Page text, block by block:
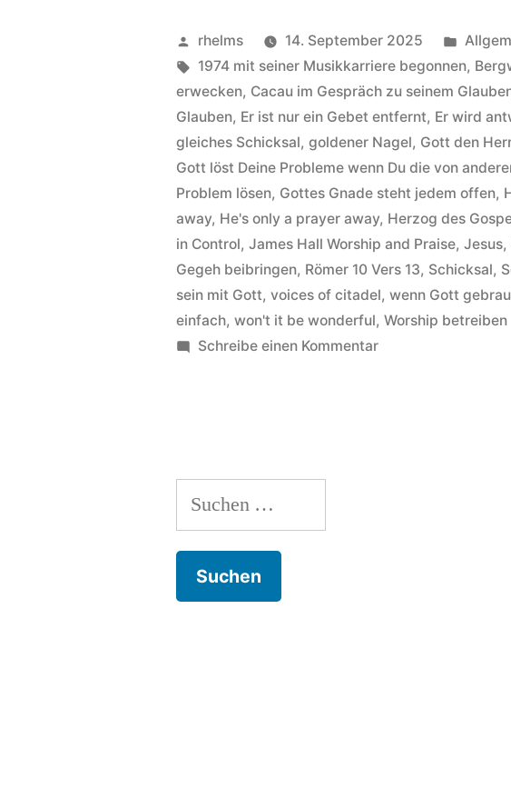
Praise
–
Hintergründe
zum
Titel
He’ll
answer“
Veröffentlicht
von
rhelms 14. September 2025
unter
Schlagwörter:
1974 mit seiner Musikkarriere begonnen,
erwecken, Cacau im Gespräch zu seinem
Glauben, Er ist nur ein Gebet entfernt, Er wird
gleiches Schicksal,goldener Nagel, Gott den
Gott löst Deine Probleme wenn Du die von
Problem lösen, Gottes Gnade steht jedem offen,
away, He's only a prayer away, Herzog des
in Control,James Hall Worship and Praise,Jesus,
Gegeh beibringen, Römer 10 Vers 13, Schicksal,
sein mit Gott,voices of citadel,wenn Gott
einfach,won't it be wonderful,Worship betreiben
Schreibe einen Kommentarzu
Suchen
nach: